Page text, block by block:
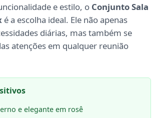
e estilo, o Conjunto Sala
é a escolha ideal. Ele não apenas
diárias, mas também se
atenções em qualquer reunião
e elegante em rosê